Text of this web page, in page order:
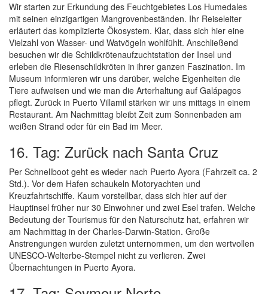
Wir starten zur Erkundung des Feuchtgebietes Los Humedales
mit seinen einzigartigen Mangrovenbeständen. Ihr Reiseleiter
erläutert das komplizierte Ökosystem. Klar, dass sich hier eine
Vielzahl von Wasser- und Watvögeln wohlfühlt. Anschließend
besuchen wir die Schildkrötenaufzuchtstation der Insel und
erleben die Riesenschildkröten in ihrer ganzen Faszination. Im
Museum informieren wir uns darüber, welche Eigenheiten die
Tiere aufweisen und wie man die Arterhaltung auf Galápagos
pflegt. Zurück in Puerto Villamil stärken wir uns mittags in einem
Restaurant. Am Nachmittag bleibt Zeit zum Sonnenbaden am
weißen Strand oder für ein Bad im Meer.
16. Tag: Zurück nach Santa Cruz
Per Schnellboot geht es wieder nach Puerto Ayora (Fahrzeit ca. 2
Std.). Vor dem Hafen schaukeln Motoryachten und
Kreuzfahrtschiffe. Kaum vorstellbar, dass sich hier auf der
Hauptinsel früher nur 30 Einwohner und zwei Esel trafen. Welche
Bedeutung der Tourismus für den Naturschutz hat, erfahren wir
am Nachmittag in der Charles-Darwin-Station. Große
Anstrengungen wurden zuletzt unternommen, um den wertvollen
UNESCO-Welterbe-Stempel nicht zu verlieren. Zwei
Übernachtungen in Puerto Ayora.